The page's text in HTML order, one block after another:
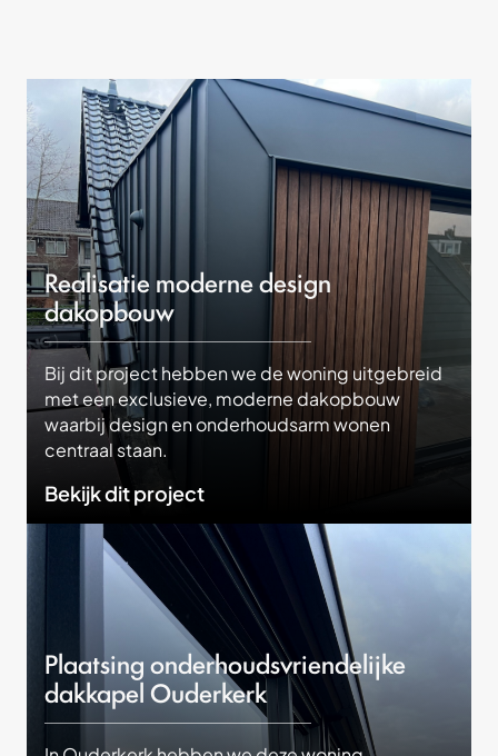
Realisatie moderne design
dakopbouw
Bij dit project hebben we de woning uitgebreid
met een exclusieve, moderne dakopbouw
waarbij design en onderhoudsarm wonen
centraal staan.
Bekijk dit project
Plaatsing onderhoudsvriendelijke
dakkapel Ouderkerk